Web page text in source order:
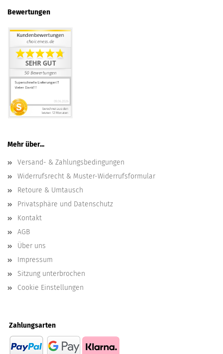
Bewertungen
Mehr über...
Versand- & Zahlungsbedingungen
Widerrufsrecht & Muster-Widerrufsformular
Retoure & Umtausch
Privatsphäre und Datenschutz
Kontakt
AGB
Über uns
Impressum
Sitzung unterbrochen
Cookie Einstellungen
Zahlungsarten